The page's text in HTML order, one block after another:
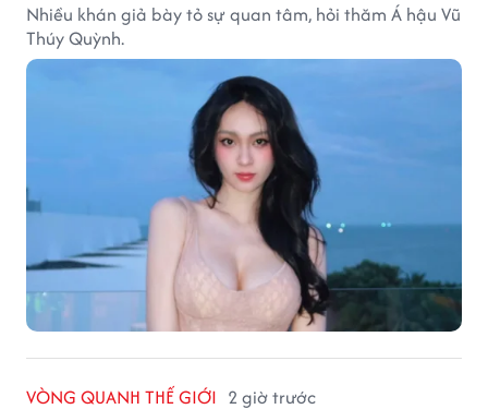
Nhiều khán giả bày tỏ sự quan tâm, hỏi thăm Á hậu Vũ
Thúy Quỳnh.
VÒNG QUANH THẾ GIỚI 2 giờ trước